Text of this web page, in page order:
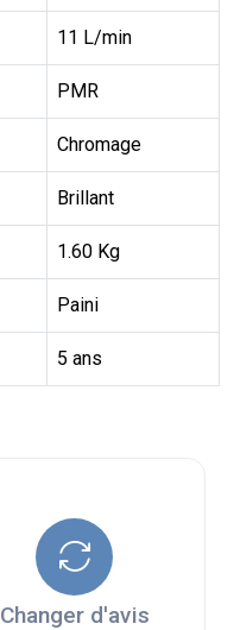
11 L/min
PMR
Chromage
Brillant
1.60 Kg
Paini
5 ans
Changer d'avis